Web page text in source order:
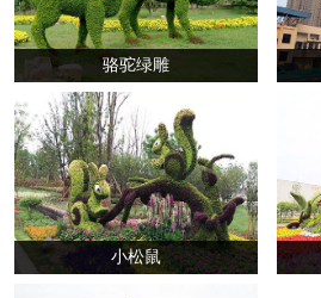
骆驼绿雕
小松鼠